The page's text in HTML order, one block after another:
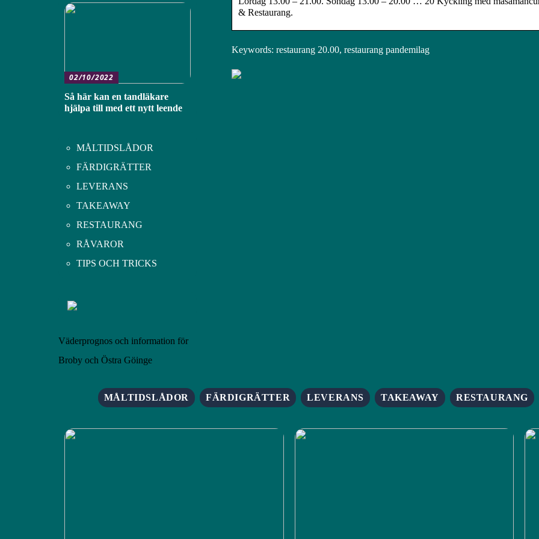
& Restaurang.
Keywords: restaurang 20.00, restaurang pandemilag
02/10/2022
Så här kan en tandläkare
hjälpa till med ett nytt leende
MÅLTIDSLÅDOR
FÄRDIGRÄTTER
LEVERANS
TAKEAWAY
RESTAURANG
RÅVAROR
TIPS OCH TRICKS
Väderprognos och information för
Broby och Östra Göinge
MÅLTIDSLÅDOR FÄRDIGRÄTTER LEVERANS TAKEAWAY RESTAURANG